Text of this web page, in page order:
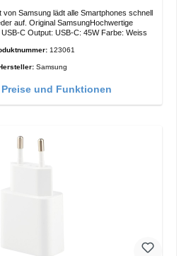
von Samsung lädt alle Smartphones schnell
C Output: USB-C: 45W Farbe: Weiss
123061
Samsung
und Funktionen